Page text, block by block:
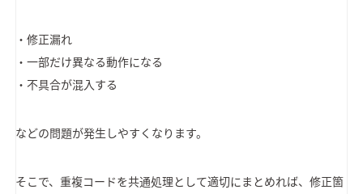
・修正漏れ
・一部だけ異なる動作になる
・不具合が混入する
などの問題が発生しやすくなります。
そこで、重複コードを共通処理として適切にまとめれば、修正箇